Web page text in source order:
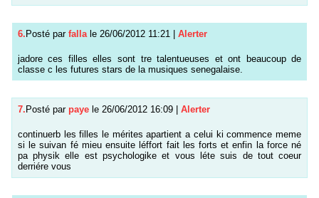
6. Posté par falla le 26/06/2012 11:21 Alerter
jadore ces filles elles sont tre talentueuses et ont beaucoup de
classe c les futures stars de la musiques senegalaise.
7. Posté par paye le 26/06/2012 16:09 Alerter
continuerb les filles le mérites apartient a celui ki commence meme
si le suivan fé mieu ensuite léffort fait les forts et enfin la force né
pa physik elle est psychologike et vous léte suis de tout coeur
derriére vous